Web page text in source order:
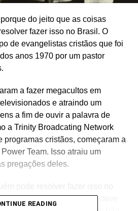
do jeito que as coisas
fazer isso no Brasil. O
de evangelistas cristãos que foi
anos 1970 por um pastor
a fazer megacultos em
e atraindo um
a fim de ouvir a palavra de
a Trinity Broadcating Network
programas cristãos, começaram a
Team. Isso atraiu um
pregações deles.
por aqui há anos?”, você deve
READING